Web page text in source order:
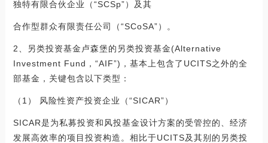
独特有限合伙企业（“SCSp”）及其
合作型群众有限责任公司（“SCoSA”）。
2、另类投资基金卢森堡的另类投资基金(Alternative
Investment Fund，“AIF”)，基本上包含了UCITS之外的全
部基金，关键包含以下类型：
（1） 风险性资产投资企业（“SICAR”）
SICAR是为私募投资和风投基金设计方案的受管控的、经济
发展高效率的项目投资构造。相比于UCITS及其别的另类投